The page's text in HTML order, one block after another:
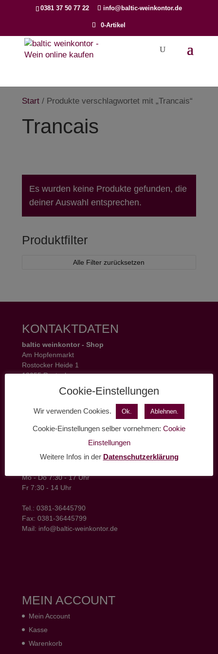
0381 37 50 77 22 info@baltic-weinkontor.de
0-Artikel
search
Start/ Produkte verschlagwortet mit „Trancais“
Trancais
Es wurden keine Produkte gefunden, die
deiner Auswahl entsprechen.
Produktfilter
Alle Filter zurücksetzen
KONTAKTDATEN
baltic weinkontor - Shop
Am Hopfenmarkt
Rostocker Heide 1
18055 Rostock
Tel.: 0381 37 50 77 22
Öffnungszeiten:
Sa 11 - 17 Uhr
18182 Bentwisch
Mo - Do 7:30 - 17 Uhr
Fr 7:30 - 14 Uhr
Tel.: 0381-36445790
Fax: 0381-36445799
Mail: info@baltic-weinkontor.de
MEIN ACCOUNT
Mein Account
Kasse
Warenkorb
Cookie-Einstellungen
Wir verwenden Cookies. Ok. Ablehnen.
Cookie-Einstellungen selber vornehmen: Cookie
Einstellungen
Weitere Infos in der Datenschutzerklärung